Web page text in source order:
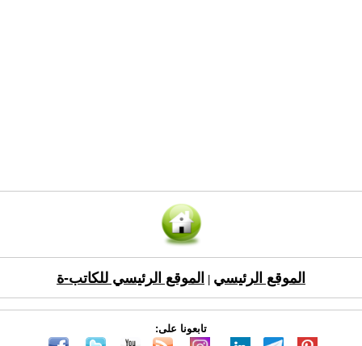
الموقع الرئيسي الموقع الرئيسي للكاتب-ة
تابعونا على: